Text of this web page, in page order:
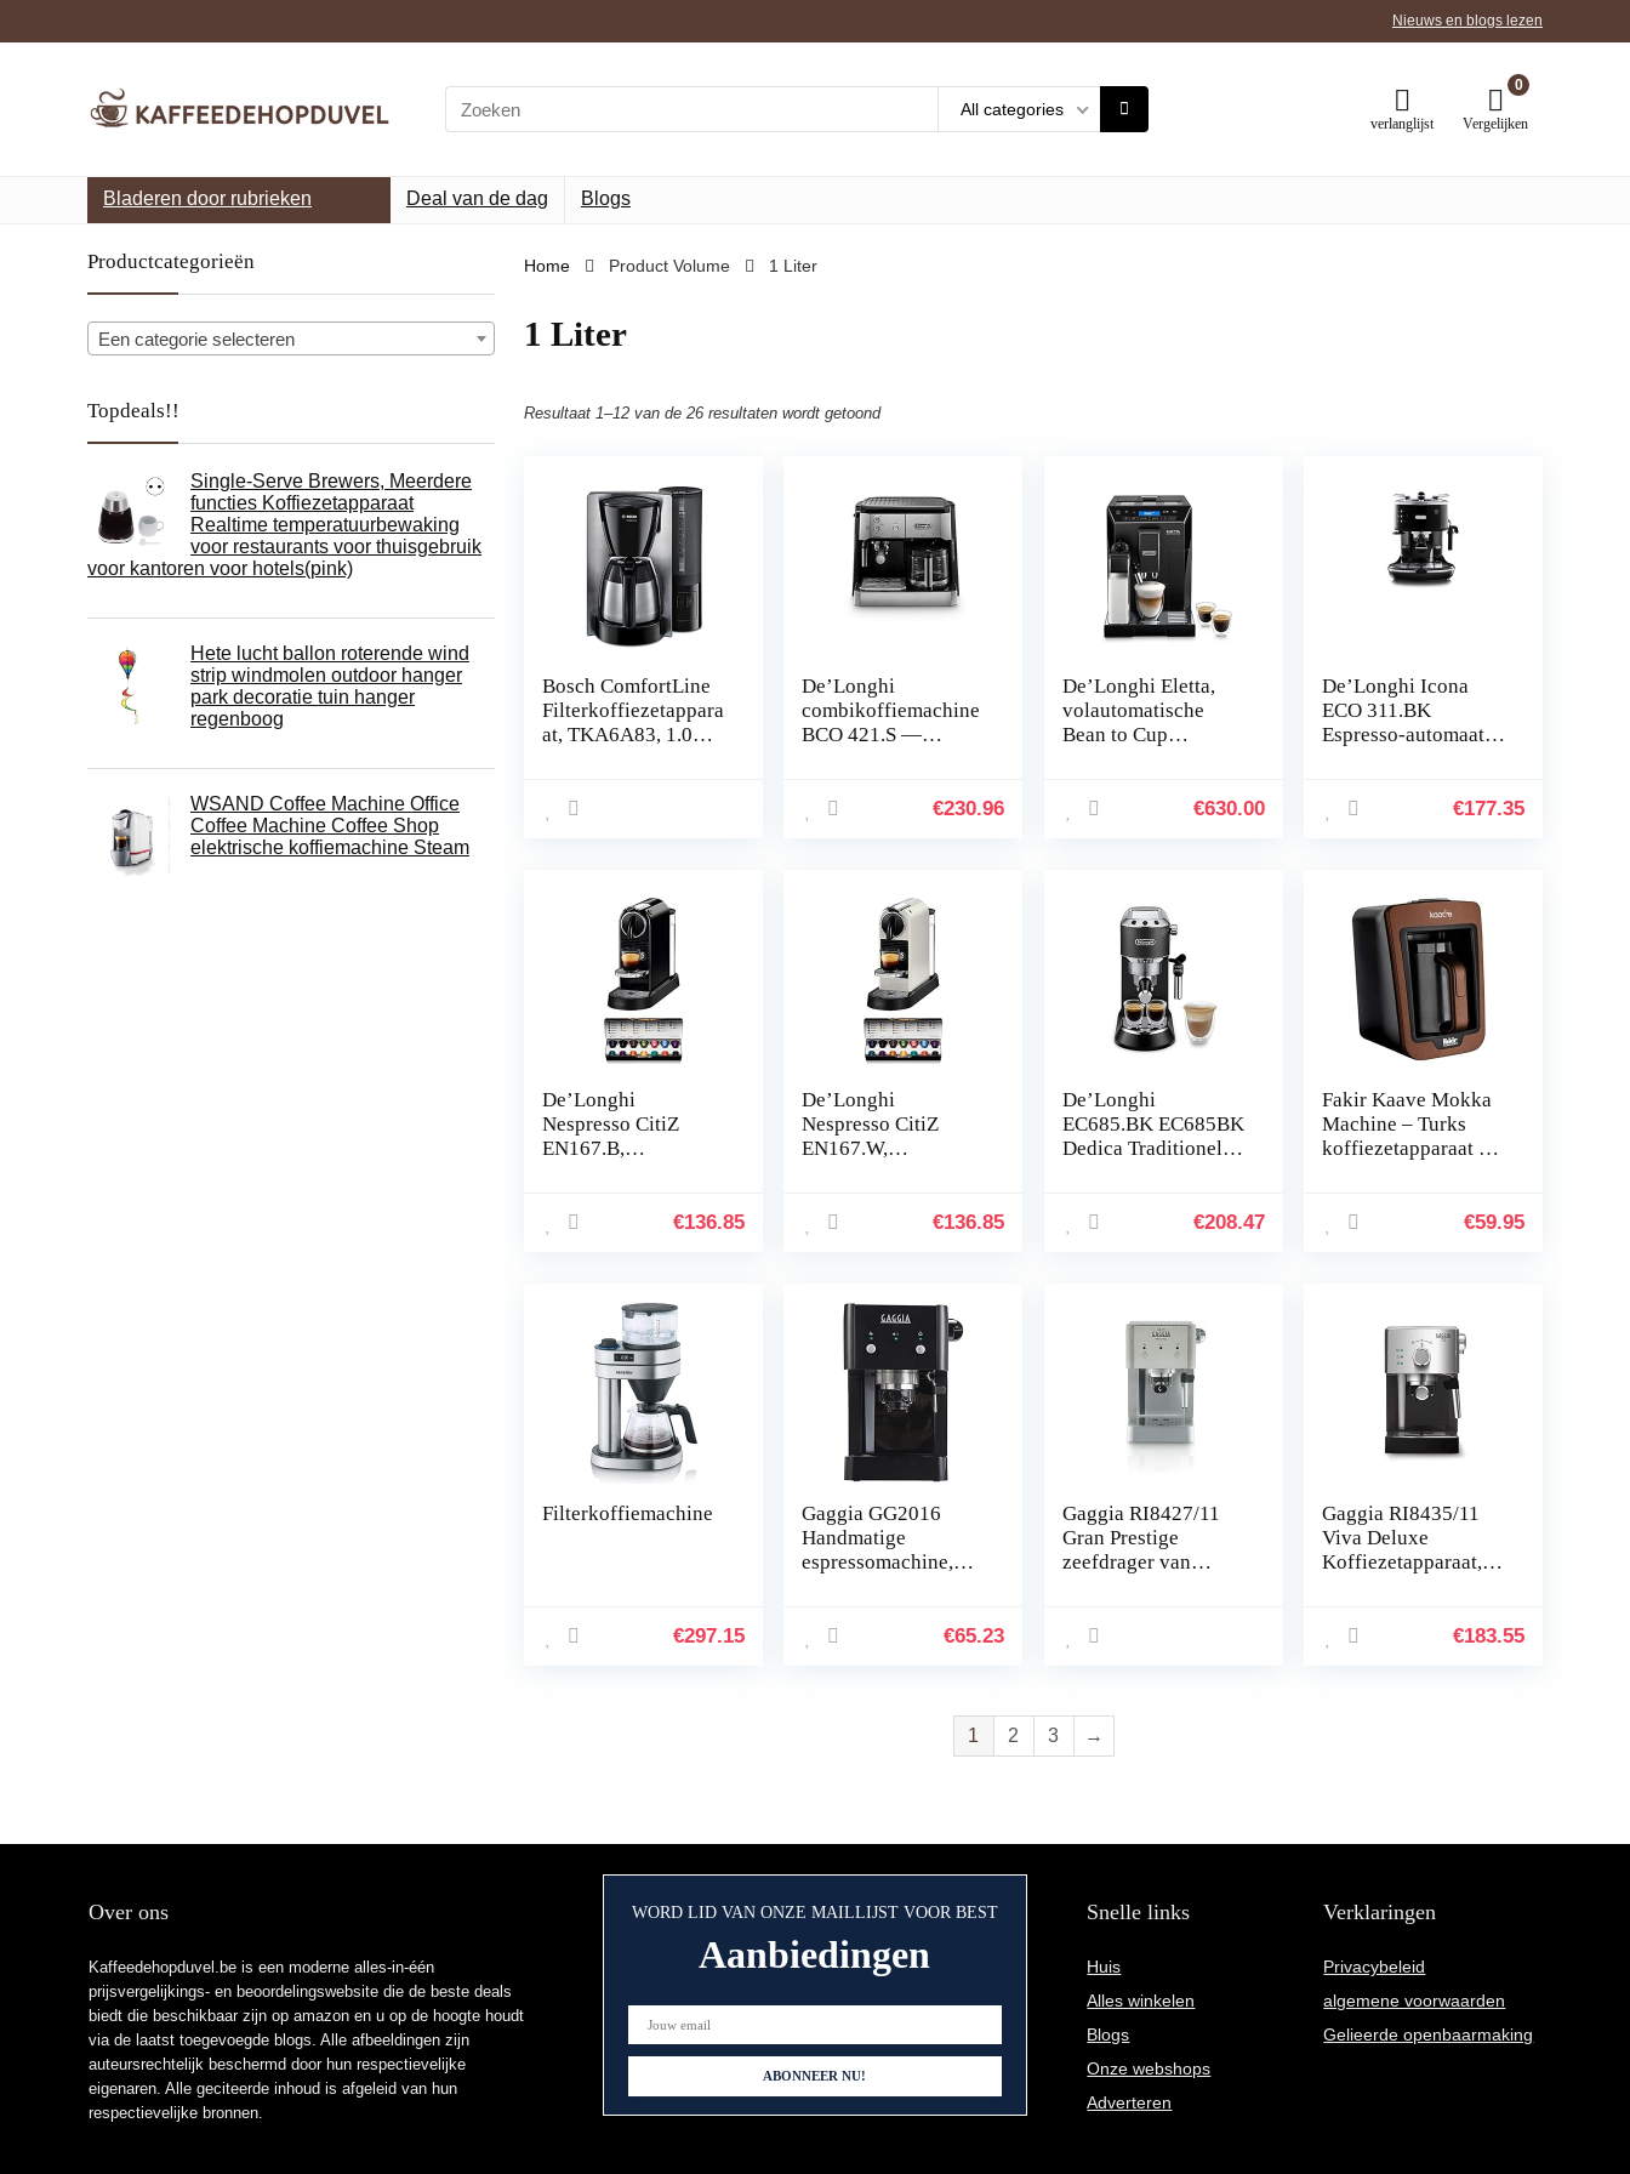
Nieuws en blogs lezen
Search
for:
All categories
verlanglijst
0
Vergelijken
Bladeren door rubrieken Deal van de dag Blogs
Productcategorieën
Een categorie selecteren
Topdeals!!
Single-Serve Brewers, Meerdere
functies Koffiezetapparaat
Realtime temperatuurbewaking
voor restaurants voor thuisgebruik
voor kantoren voor hotels(pink)
Hete lucht ballon roterende wind
strip windmolen outdoor hanger
park decoratie tuin hanger
regenboog
WSAND Coffee Machine Office
Coffee Machine Coffee Shop
elektrische koffiemachine Steam
Home Product Volume ‎1 Liter
‎1 Liter
Resultaat 1–12 van de 26 resultaten wordt getoond
Bosch ComfortLine
Filterkoffiezetappara
at, TKA6A83, 1.0
De’Longhi
combikoffiemachine
BCO 421.S —
espressoportafilter
tuk, glazen kan en
waterfiltersysteem, 1
l, roestvrij
staal/zwart, enkel
€230.96
De’Longhi Eletta,
volautomatische
Bean to Cup
espressomachine,
€630.00
De’Longhi Icona
ECO 311.BK
Espresso-automaat,
€177.35
De’Longhi
Nespresso CitiZ
EN167.B,
Capsule
Kopmaten,
Welkomstset
Inclusief, 19 Bar
Druk, Black
€136.85
De’Longhi
Nespresso CitiZ
EN167.W,
Capsule
Kopmaten,
Welkomstset
Inclusief, 19 Bar
Druk, White
€136.85
De’Longhi
EC685.BK EC685BK
Dedica Traditionele
x 35 x 38 cm, Zwart
€208.47
Fakir Kaave Mokka
Machine – Turks
koffiezetapparaat –
koffiemaker – Turkse
€59.95
Filterkoffiemachine
€297.15
Gaggia GG2016
Handmatige
espressomachine,
€65.23
Gaggia RI8427/11
Gran Prestige
zeefdrager van
druk, zilver
Gaggia RI8435/11
Viva Deluxe
Koffiezetapparaat,
wafels, 1025 W, 1 l,
€183.55
1 2 3 →
Over ons
Kaffeedehopduvel.be is een moderne alles-in-één
prijsvergelijkings- en beoordelingswebsite die de beste deals
biedt die beschikbaar zijn op amazon en u op de hoogte houdt
via de laatst toegevoegde blogs. Alle afbeeldingen zijn
auteursrechtelijk beschermd door hun respectievelijke
eigenaren. Alle geciteerde inhoud is afgeleid van hun
respectievelijke bronnen.
WORD LID VAN ONZE MAILLIJST VOOR BEST
Aanbiedingen
Snelle links
Huis
Alles winkelen
Blogs
Onze webshops
Adverteren
Verklaringen
Privacybeleid
algemene voorwaarden
Gelieerde openbaarmaking